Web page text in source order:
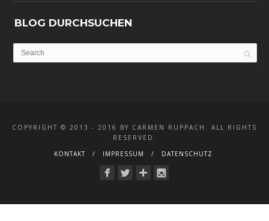
BLOG DURCHSUCHEN
COPYRIGHT © 2013 - 2016 BY CARMEN RUPPACH. ALL RIGHTS
RESERVED.
KONTAKT
IMPRESSUM DATENSCHUTZ